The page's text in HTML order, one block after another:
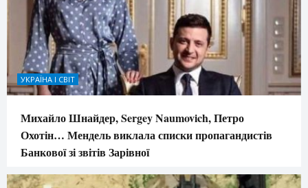
УКРАЇНА І СВІТ
Михайло Шнайдер, Sergey Naumovich, Петро
Охотін… Мендель виклала списки пропагандистів
Банкової зі звітів Зарівної